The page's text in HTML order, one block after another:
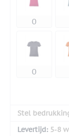
Stel
Levertijd: 5-8